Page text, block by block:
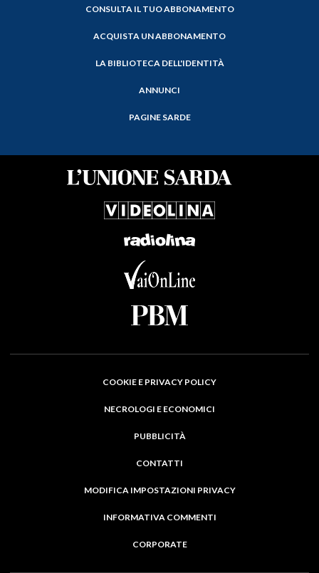
CONSULTA IL TUO ABBONAMENTO
ACQUISTA UN ABBONAMENTO
LA BIBLIOTECA DELL'IDENTITÀ
ANNUNCI
PAGINE SARDE
COOKIE E PRIVACY POLICY
NECROLOGI E ECONOMICI
PUBBLICITÀ
CONTATTI
MODIFICA IMPOSTAZIONI PRIVACY
INFORMATIVA COMMENTI
CORPORATE